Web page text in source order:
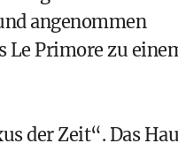
angenommen
Le Primore zu
der Zeit“. Das